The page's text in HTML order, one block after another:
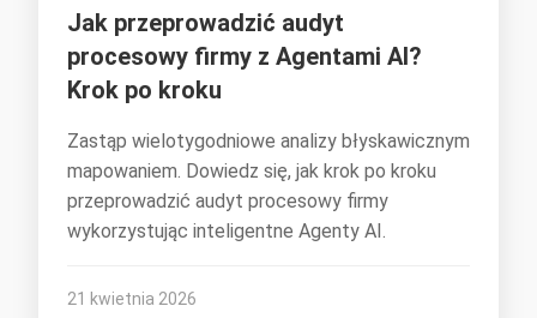
Jak przeprowadzić audyt
procesowy firmy z Agentami AI?
Krok po kroku
Zastąp wielotygodniowe analizy błyskawicznym
mapowaniem. Dowiedz się, jak krok po kroku
przeprowadzić audyt procesowy firmy
wykorzystując inteligentne Agenty AI.
21 kwietnia 2026